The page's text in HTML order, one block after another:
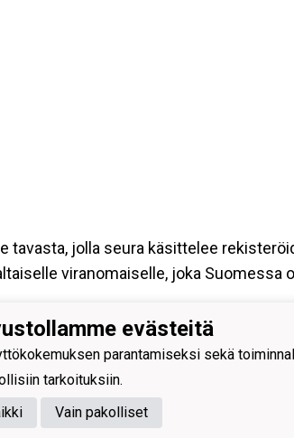
jolla seura käsittelee
viranomaiselle, joka Suomessa
evästeitä
parantamiseksi sekä
tarkoituksiin.
Vain pakolliset